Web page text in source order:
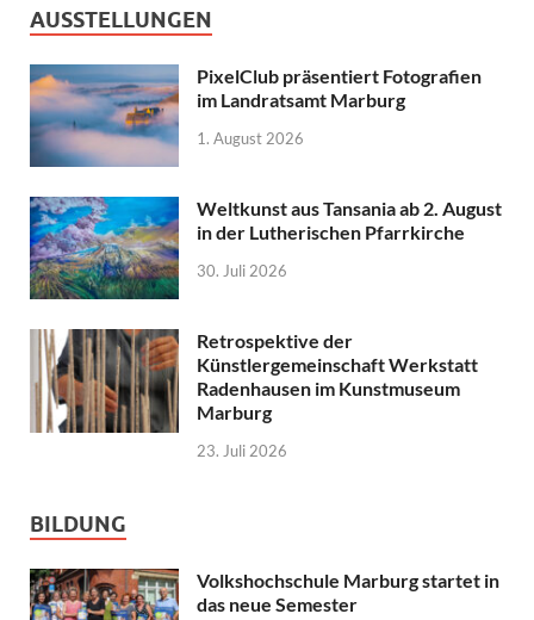
AUSSTELLUNGEN
PixelClub präsentiert Fotografien
im Landratsamt Marburg
1. August 2026
Weltkunst aus Tansania ab 2. August
in der Lutherischen Pfarrkirche
30. Juli 2026
Retrospektive der
Künstlergemeinschaft Werkstatt
Radenhausen im Kunstmuseum
Marburg
23. Juli 2026
BILDUNG
Volkshochschule Marburg startet in
das neue Semester